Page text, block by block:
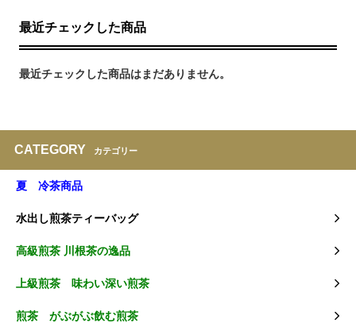
最近チェックした商品
最近チェックした商品はまだありません。
CATEGORY カテゴリー
夏 冷茶商品
水出し煎茶ティーバッグ
高級煎茶 川根茶の逸品
上級煎茶 味わい深い煎茶
煎茶 がぶがぶ飲む煎茶